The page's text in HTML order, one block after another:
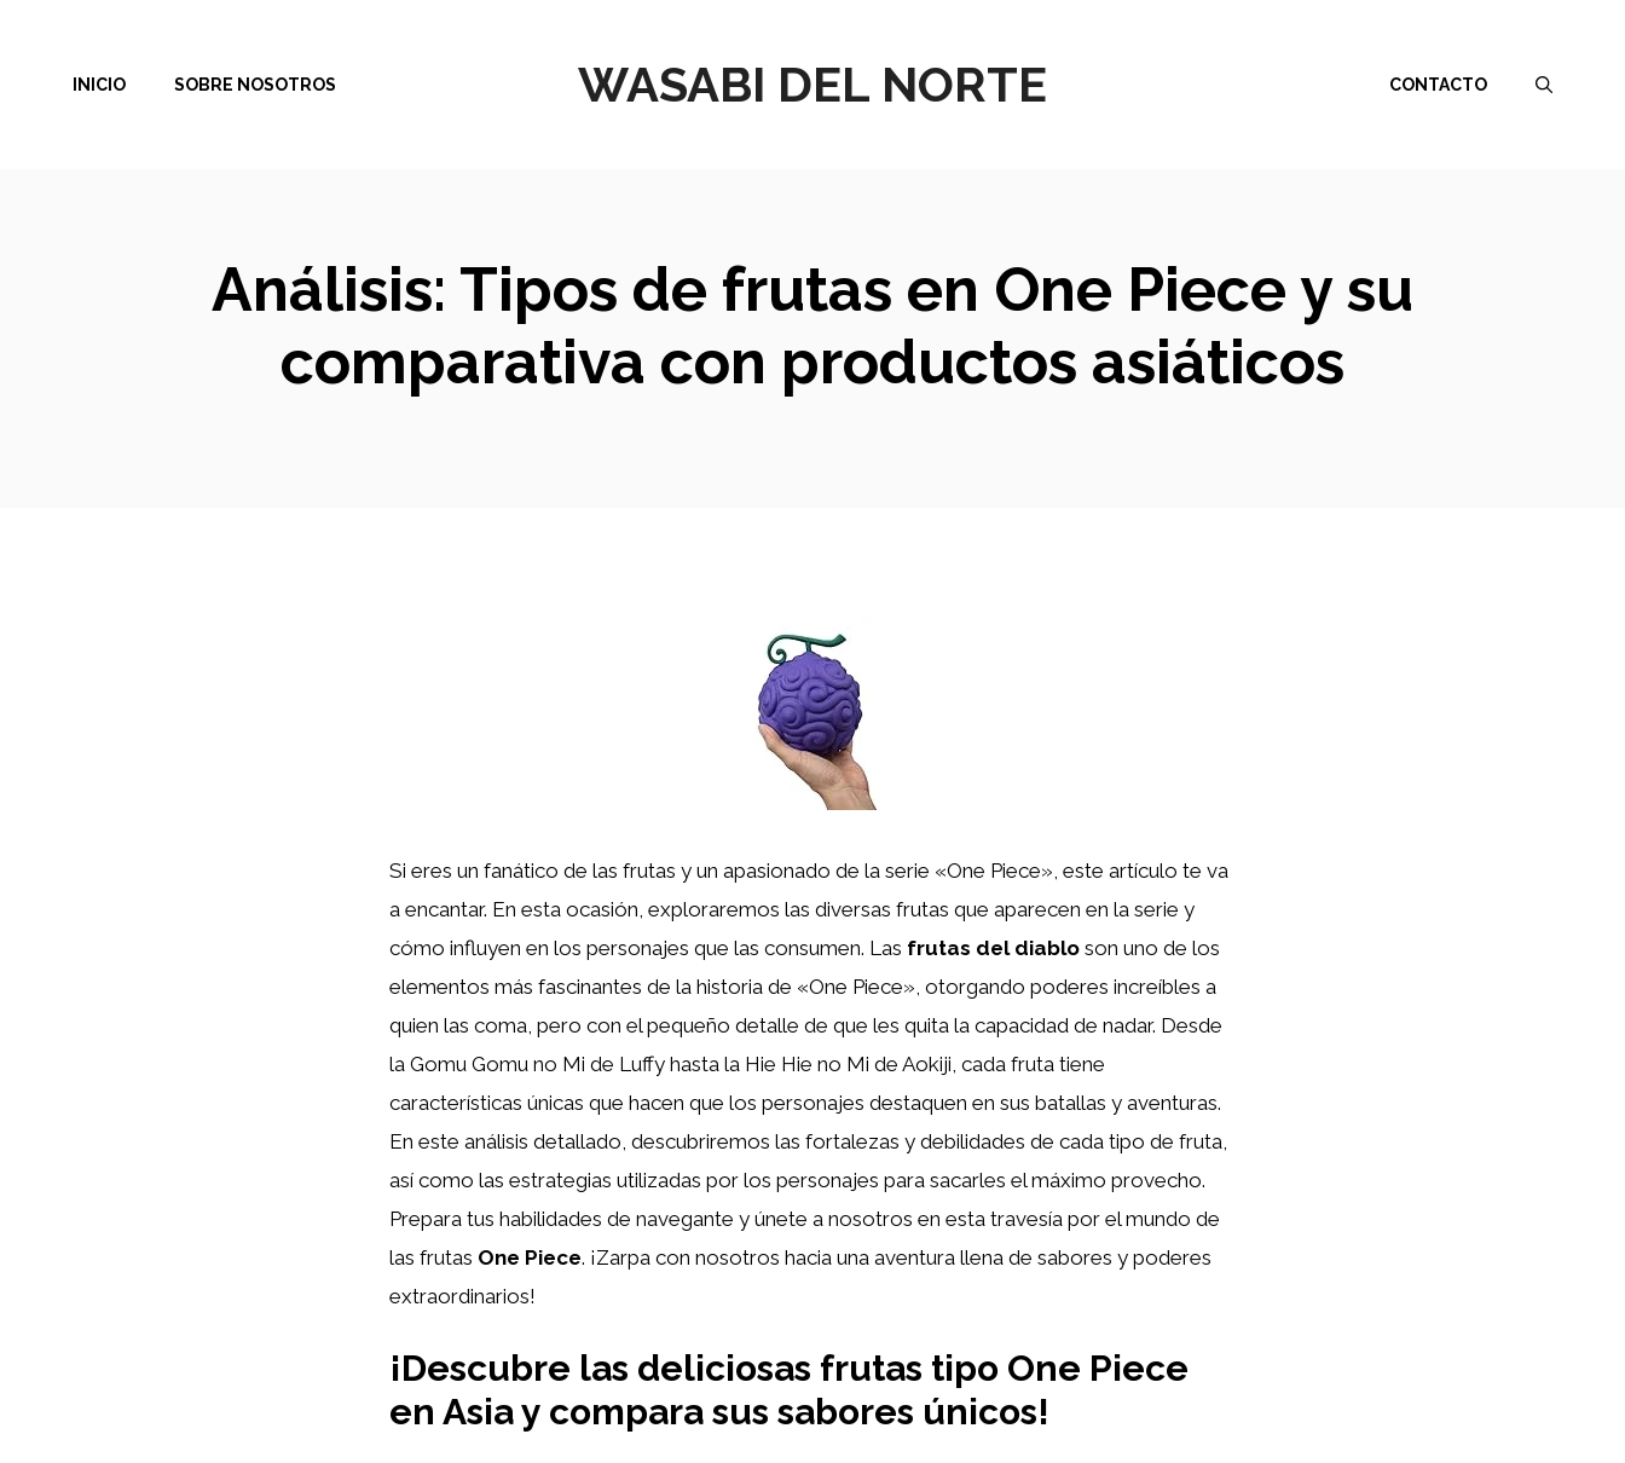
contenido
WASABI DEL NORTE
INICIO SOBRE NOSOTROS CONTACTO
Análisis: Tipos de frutas en One Piece y su
comparativa con productos asiáticos
Si eres un fanático de las frutas y un apasionado de la serie «One Piece», este artículo te va
a encantar. En esta ocasión, exploraremos las diversas frutas que aparecen en la serie y
cómo influyen en los personajes que las consumen. Las frutas del diablo son uno de los
elementos más fascinantes de la historia de «One Piece», otorgando poderes increíbles a
quien las coma, pero con el pequeño detalle de que les quita la capacidad de nadar. Desde
la Gomu Gomu no Mi de Luffy hasta la Hie Hie no Mi de Aokiji, cada fruta tiene
características únicas que hacen que los personajes destaquen en sus batallas y aventuras.
En este análisis detallado, descubriremos las fortalezas y debilidades de cada tipo de fruta,
así como las estrategias utilizadas por los personajes para sacarles el máximo provecho.
Prepara tus habilidades de navegante y únete a nosotros en esta travesía por el mundo de
las frutas One Piece. ¡Zarpa con nosotros hacia una aventura llena de sabores y poderes
extraordinarios!
¡Descubre las deliciosas frutas tipo One Piece
en Asia y compara sus sabores únicos!